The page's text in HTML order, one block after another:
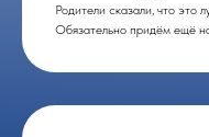
Родители сказали, что это
Обязательно придём ещё